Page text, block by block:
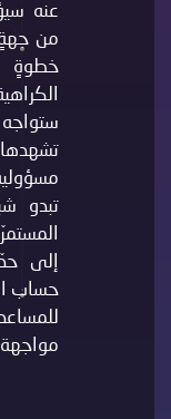
عنه
من
خطوةٍ
تبدو
إلى
حساب